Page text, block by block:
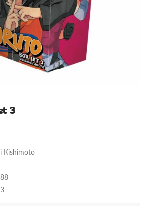
3
Kishimoto